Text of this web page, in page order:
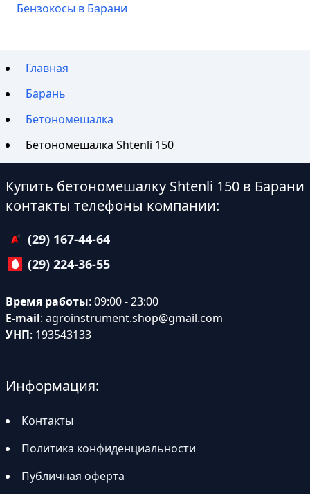
Бензокосы в Барани
Главная
Барань
Бетономешалка
Бетономешалка Shtenli 150
Купить бетономешалку Shtenli 150 в Барани
контакты телефоны компании:
(29) 167-44-64
(29) 224-36-55
Время работы: 09:00 - 23:00
E-mail: agroinstrument.shop@gmail.com
УНП: 193543133
Информация:
Контакты
Политика конфиденциальности
Публичная оферта